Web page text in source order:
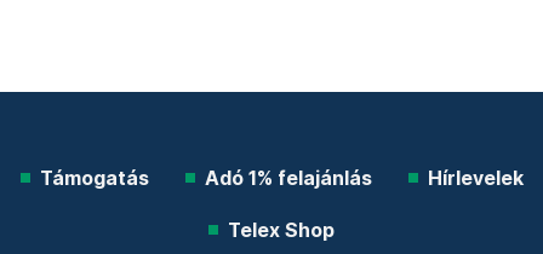
Támogatás Adó 1% felajánlás Hírlevelek
Telex Shop